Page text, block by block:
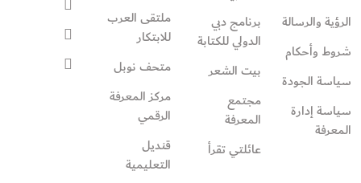
الرؤية والرسالة
شروط وأحكام
سياسة الجودة
سياسة إدارة
المعرفة
برنامج دبي
الدولي للكتابة
بيت الشعر
مجتمع
المعرفة
عائلتي تقرأ‎
ملتقى العرب
للابتكار
متحف نوبل
مركز المعرفة
الرقمي
قنديل
التعليمية